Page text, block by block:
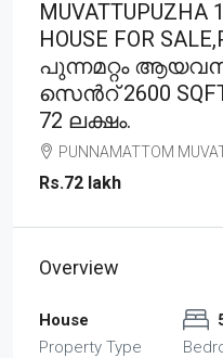
MUVATTUPUZHA
HOUSE FOR
പുന്നമറ്റം
സെൻറ് 2600
72 ലക്ഷം.
PUNNAMATTOM
Rs.72 lakh
Overview
House
Property Type